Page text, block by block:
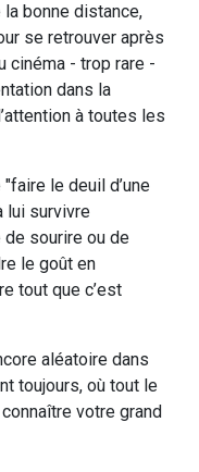
bonne distance,
se retrouver après
cinéma - trop rare -
dans la
à toutes les
le deuil d’une
lui survivre
de sourire ou de
le goût en
tout que c’est
aléatoire dans
toujours, où tout le
votre grand